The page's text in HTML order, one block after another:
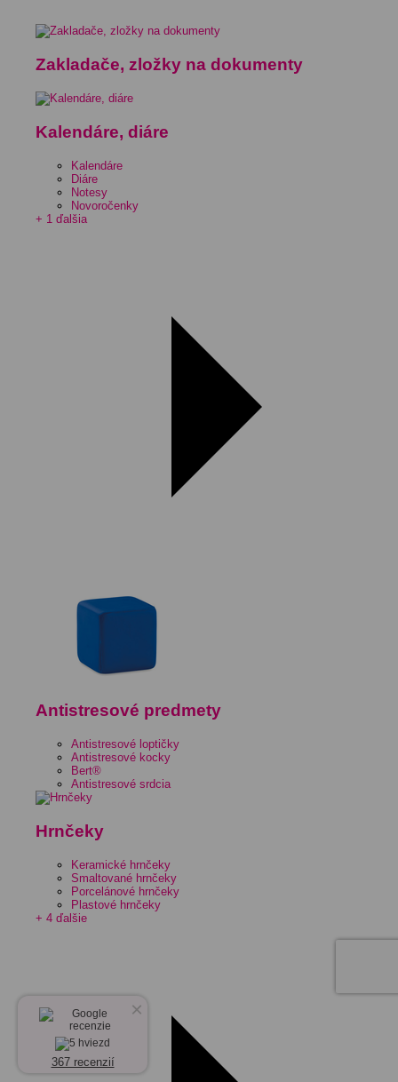
Zakladače, zložky na dokumenty
Kalendáre, diáre
Kalendáre
Diáre
Notesy
Novoročenky
+ 1 ďalšia
Antistresové predmety
Antistresové loptičky
Antistresové kocky
Bert®
Antistresové srdcia
Hrnčeky
Keramické hrnčeky
Smaltované hrnčeky
Porcelánové hrnčeky
Plastové hrnčeky
+ 4 ďalšie
×
367 recenzií